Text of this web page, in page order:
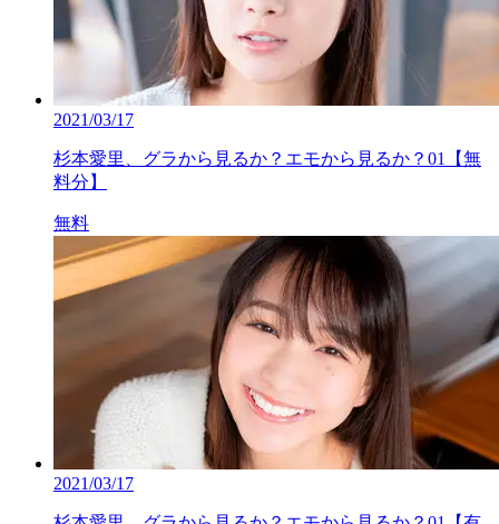
2021/03/17
杉本愛里、グラから見るか？エモから見るか？01【無
料分】
無料
2021/03/17